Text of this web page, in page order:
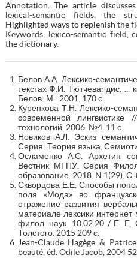
Annotation. The article
lexical-semantic fields, the
Highlighted ways to replenish the
Keywords: lexico-semantic field,
the dictionary.
Белов А.А. Лексико-
текстах Ф.И. Тютчева: дис. ...
Белов: М.: 2001. 170 с.
Куренкова Т.Н. Лексико-
современной
технологий. 2006. №4. 11 с.
Новиков А.Л. Эскиз
Серия: Теория языка.
Осламенко А.С. Архетип
Вестник МГПУ. Серия
образование. 2018. N 1(29). С.
Скворцова Е.Е. Способы
поля «Мода» во
отражение развития
материале лексики
филол. наук. 10.02.20 / Е. Е.
Толстого. 2015 209 с.
Jean-Claude Hagège &
beauté, éd. Odile Jacob, 2004